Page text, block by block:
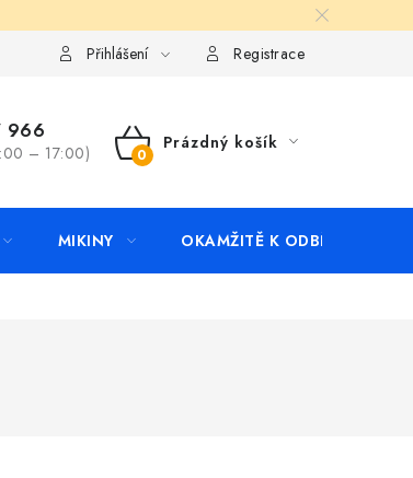
KontaktyPřihlášení Registrace
966
– 17:00)
NÁKUPNÍ
Prázdný košík
MIKINY OKAMŽITĚ K ODBĚRU